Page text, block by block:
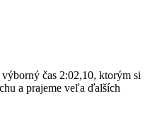
čas 2:02,10, ktorým si
a prajeme veľa ďalších